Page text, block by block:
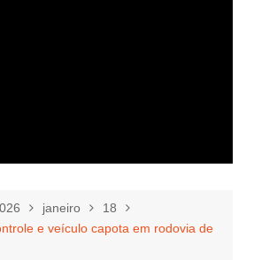
janeiro
18
e veículo capota em rodovia de